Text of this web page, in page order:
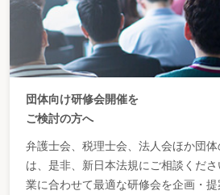
団体向け研修会開催を
ご検討の方へ
弁護士会、税理士会、法人会ほか団
は、是非、新日本法規にご相談くだ
業に合わせて最適な研修会を企画・提